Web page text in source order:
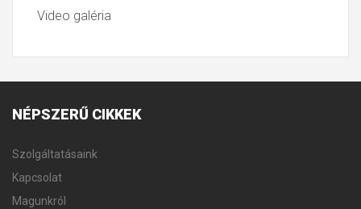
Video galéria
NÉPSZERŰ CIKKEK
Szolgáltatásaink
Kapcsolat
Magunkról